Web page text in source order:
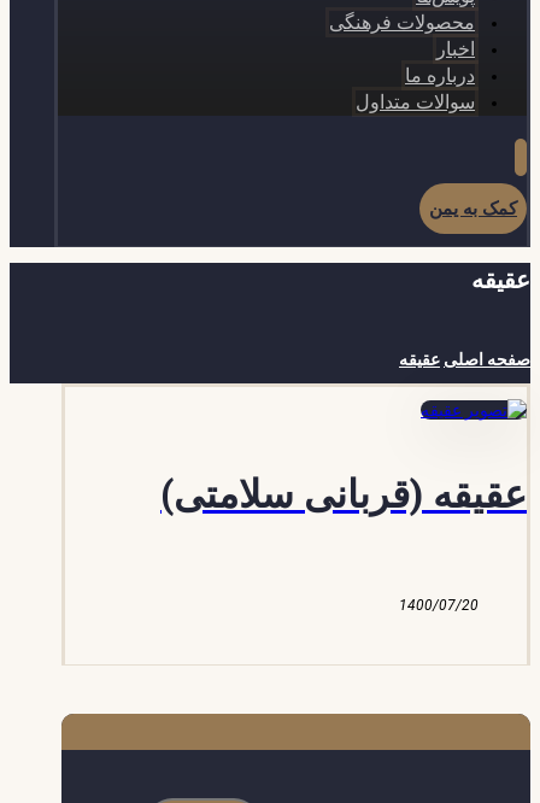
محصولات فرهنگی
اخبار
درباره ما
سوالات متداول
کمک به یمن
عقیقه
صفحه اصلی عقیقه
عقیقه (قربانی سلامتی)
1400/07/20